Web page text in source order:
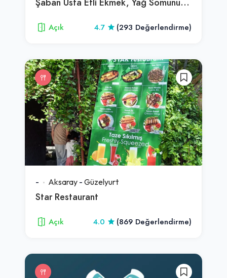
Açık 4.7 (293 Değerlendirme)
- Aksaray - Güzelyurt
Star Restaurant
Açık 4.0 (869 Değerlendirme)